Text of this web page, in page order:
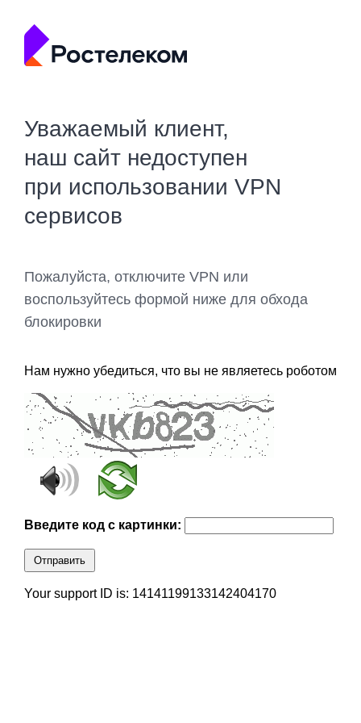
Уважаемый клиент,
наш сайт недоступен
при использовании VPN
сервисов
Пожалуйста, отключите VPN или
воспользуйтесь формой ниже для обхода
блокировки
Нам нужно убедиться, что вы не являетесь роботом
Введите код с картинки:
Отправить
Your support ID is: 14141199133142404170